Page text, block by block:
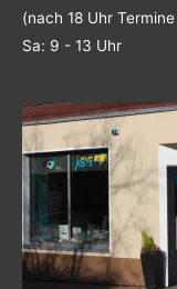
(nach 18 Uhr
Sa: 9 - 13 Uhr